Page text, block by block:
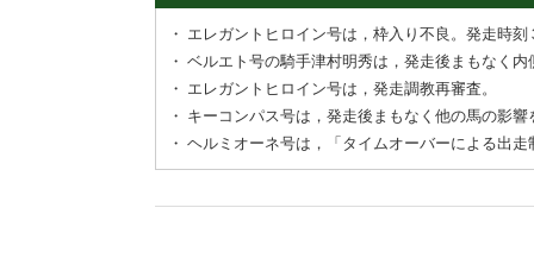
・ エレガントヒロイン号は，枠入り不良。発走時刻
・ ベルエト号の騎手津村明秀は，発走後まもなく
・ エレガントヒロイン号は，発走調教再審査。
・ キーコンパス号は，発走後まもなく他の馬の影
・ ヘルミオーネ号は，「タイムオーバーによる出